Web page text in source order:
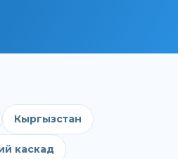
Кыргызстан
каскад